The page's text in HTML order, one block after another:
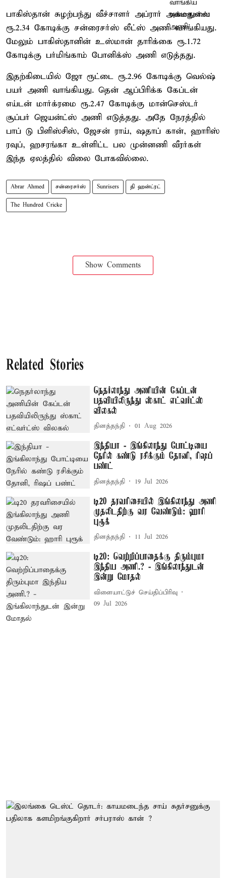
பாகிஸ்தான் சுழற்பந்து வீச்சாளர் அப்ரார் அகமதுவை
ரூ.2.34 கோடிக்கு சன்ரைசர்ஸ் லீட்ஸ் அணி வாங்கியது.
மேலும் பாகிஸ்தானின் உஸ்மான் தாரிக்கை ரூ.1.72
கோடிக்கு பர்மிங்காம் போனிக்ஸ் அணி எடுத்தது.
இதற்கிடையில் ஜோ ரூட்டை ரூ.2.96 கோடிக்கு வெல்ஷ்
பயர் அணி வாங்கியது. தென் ஆப்பிரிக்க கேப்டன்
எய்டன் மார்க்ரமை ரூ.2.47 கோடிக்கு மான்செஸ்டர்
சூப்பர் ஜெயன்ட்ஸ் அணி எடுத்தது. அதே நேரத்தில்
பாப் டு பிளிஸ்சிஸ், ஜேசன் ராய், ஷதாப் கான், ஹாரிஸ்
ரவுப், ஹசரங்கா உள்ளிட்ட பல முன்னணி வீரர்கள்
இந்த ஏலத்தில் விலை போகவில்லை.
Abrar Ahmed சன்ரைசர்ஸ் Sunrisers தி ஹன்ட்ரட்
The Hundred Cricke
Show Comments
Related Stories
நெதர்லாந்து அணியின் கேப்டன்
பதவியிலிருந்து ஸ்காட் எட்வர்ட்ஸ்
விலகல்
தினத்தந்தி 01 Aug 2026
இந்தியா - இங்கிலாந்து போட்டியை
நேரில் கண்டு ரசிக்கும் தோனி, ரிஷப்
பண்ட்
தினத்தந்தி 19 Jul 2026
டி20 தரவரிசையில் இங்கிலாந்து அணி
முதலிடதிற்கு வர வேண்டும்: ஹாரி
புரூக்
தினத்தந்தி 11 Jul 2026
டி20: வெற்றிப்பாதைக்கு திரும்புமா
இந்திய அணி.? - இங்கிலாந்துடன்
இன்று மோதல்
விளையாட்டுச் செய்திப்பிரிவு
09 Jul 2026